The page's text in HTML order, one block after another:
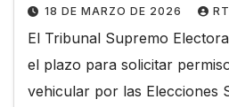
18 DE MARZO DE 2026
El Tribunal Supremo
el plazo para solicitar
vehicular por las Elecciones